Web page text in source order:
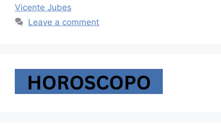
Vicente Jubes
Leave a comment